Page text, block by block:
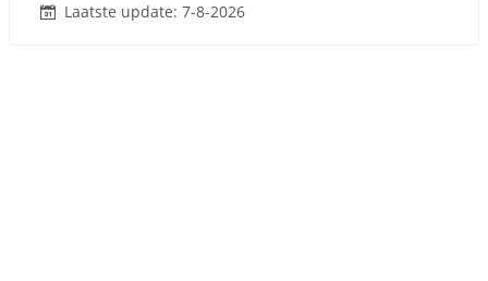
Laatste update: 7-8-2026